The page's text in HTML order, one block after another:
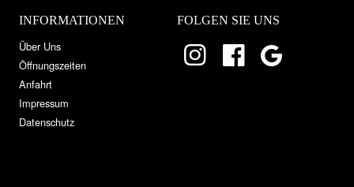
INFORMATIONEN
Über Uns
Öffnungszeiten
Anfahrt
Impressum
Datenschutz
FOLGEN SIE UNS